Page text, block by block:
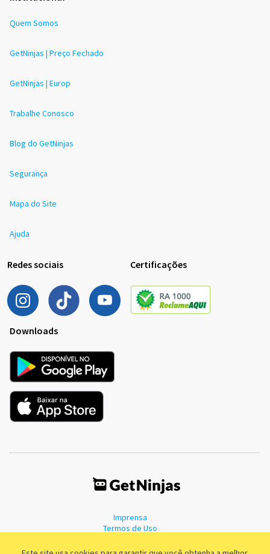
Quem Somos
GetNinjas | Preço Fechado
GetNinjas | Europ
Trabalhe Conosco
Blog do GetNinjas
Segurança
Mapa do Site
Ajuda
Redes sociais Certificações
Downloads
Imprensa
Termos de Uso